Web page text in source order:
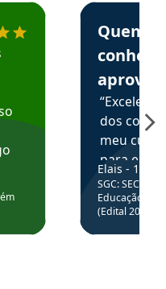
Concursos em
Estudante
Quem
aprova
dos
meu
para
colocar
através
de
Elais - 15/
SGC: SEC BA
Educação
(Edital